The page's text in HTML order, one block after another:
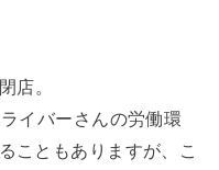
店。
イバーさんの労働環
こともありますが、こ